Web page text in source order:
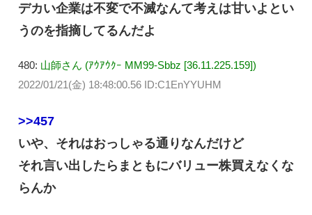
デカい企業は不変で不滅なんて考えは甘いよとい
うのを指摘してるんだよ
480: 山師さん (ｱｳｱｳｸｰ MM99-Sbbz [36.11.225.159])
2022/01/21(金) 18:48:00.56 ID:C1EnYYUHM
>>457
いや、それはおっしゃる通りなんだけど
それ言い出したらまともにバリュー株買えなくな
らんか